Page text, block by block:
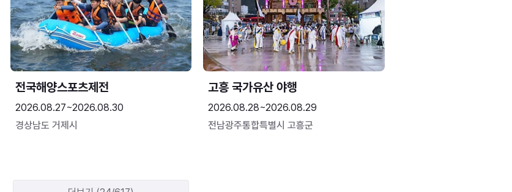
전국해양스포츠제전
2026.08.27~2026.08.30
경상남도 거제시
고흥 국가유산 야행
2026.08.28~2026.08.29
전남광주통합특별시 고흥군